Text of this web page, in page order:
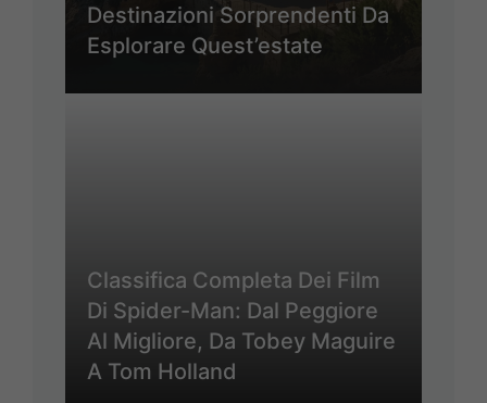
Destinazioni Sorprendenti Da
Esplorare Quest’estate
Classifica Completa Dei Film
Di Spider-Man: Dal Peggiore
Al Migliore, Da Tobey Maguire
A Tom Holland